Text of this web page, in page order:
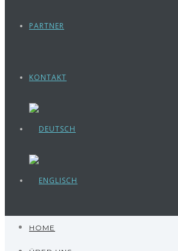
PARTNER
KONTAKT
HOME